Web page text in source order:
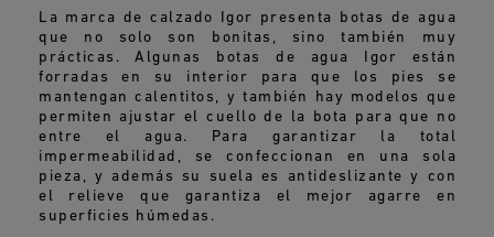
La marca de calzado Igor presenta botas de agua
que no solo son bonitas, sino también muy
prácticas. Algunas botas de agua Igor están
forradas en su interior para que los pies se
mantengan calentitos, y también hay modelos que
permiten ajustar el cuello de la bota para que no
entre el agua. Para garantizar la total
impermeabilidad, se confeccionan en una sola
pieza, y además su suela es antideslizante y con
el relieve que garantiza el mejor agarre en
superficies húmedas.